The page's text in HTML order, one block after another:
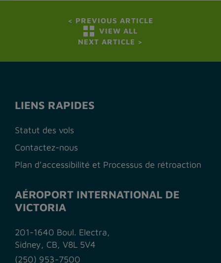
< PREVIOUS ARTICLE
VIEW ALL
NEXT ARTICLE >
LIENS RAPIDES
Statut des vols
Contactez-nous
Plan d’accessibilité et Processus de rétroaction
AÉROPORT INTERNATIONAL DE
VICTORIA
201-1640 Boul. Electra,
Sidney, CB, V8L 5V4
(250) 953-7500